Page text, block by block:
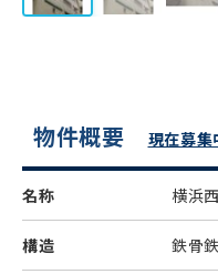
物件概要 現在募
名称 横浜
構造 鉄骨